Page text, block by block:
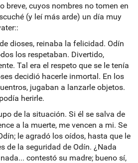
breve, cuyos nombres no tomen en
(y leí más arde) un día muy
dioses, reinaba la felicidad. Odín
los respetaban. Divertido,
Tal era el respeto que se le tenía
decidió hacerle inmortal. En los
jugaban a lanzarle objetos.
herirle.
de la situación. Si él se salva de
a la muerte, me vencen a mi. Se
le agradó los oídos, hasta que le
de la seguridad de Odín. ¿Nada
contestó su madre; bueno sí,